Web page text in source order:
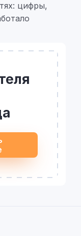
цифры,